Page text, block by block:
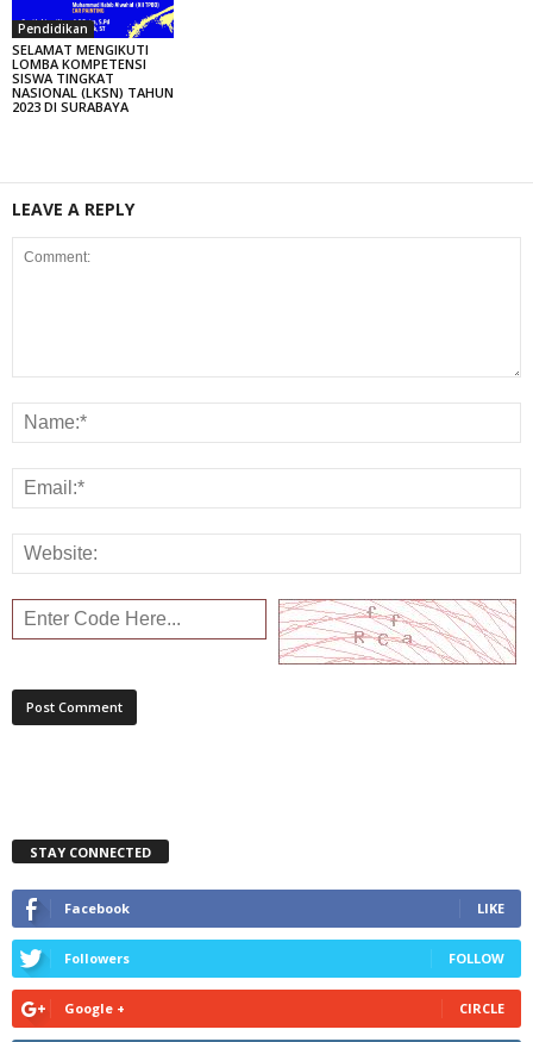
Pendidikan
SELAMAT MENGIKUTI
LOMBA KOMPETENSI
SISWA TINGKAT
NASIONAL (LKSN) TAHUN
2023 DI SURABAYA
LEAVE A REPLY
STAY CONNECTED
Facebook LIKE
Followers FOLLOW
Google + CIRCLE